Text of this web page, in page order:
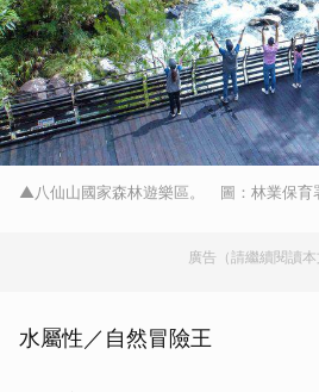
▲八仙山國家森林遊樂區。 圖：林業保育
廣告（請繼續閱讀本
水屬性／自然冒險王